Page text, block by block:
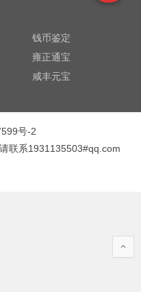
钱币鉴定
雍正通宝
咸丰元宝
号-2
联系1931135503#qq.com